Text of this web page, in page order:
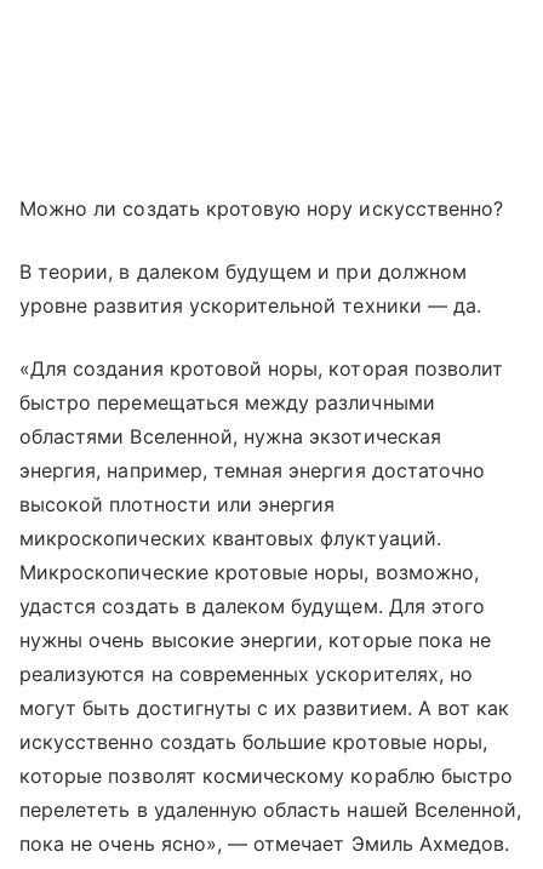
Можно ли создать кротовую нору искусственно?
В теории, в далеком будущем и при должном
уровне развития ускорительной техники — да.
«Для создания кротовой норы, которая позволит
быстро перемещаться между различными
областями Вселенной, нужна экзотическая
энергия, например, темная энергия достаточно
высокой плотности или энергия
микроскопических квантовых флуктуаций.
Микроскопические кротовые норы, возможно,
удастся создать в далеком будущем. Для этого
нужны очень высокие энергии, которые пока не
реализуются на современных ускорителях, но
могут быть достигнуты с их развитием. А вот как
искусственно создать большие кротовые норы,
которые позволят космическому кораблю быстро
перелететь в удаленную область нашей Вселенной,
пока не очень ясно», — отмечает Эмиль Ахмедов.